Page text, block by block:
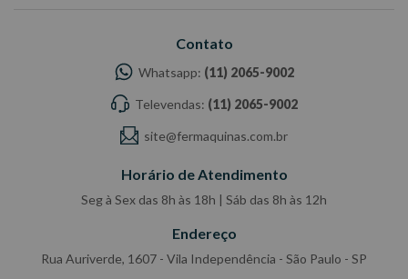
Contato
Whatsapp: (11) 2065-9002
Televendas: (11) 2065-9002
site@fermaquinas.com.br
Horário de Atendimento
Seg à Sex das 8h às 18h | Sáb das 8h às 12h
Endereço
Rua Auriverde, 1607 - Vila Independência - São Paulo - SP